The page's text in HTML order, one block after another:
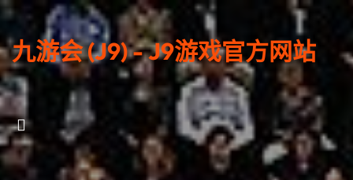
九游会 (J9) - J9游戏官方网站